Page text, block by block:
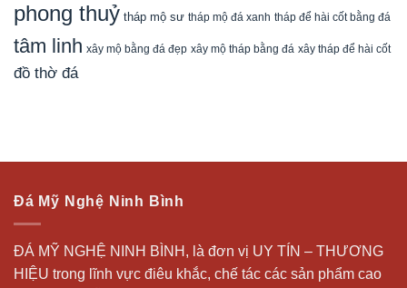
phong thuỷ tháp mộ sư tháp mộ đá xanh tháp để hài cốt bằng đá
tâm linh xây mộ bằng đá đẹp xây mộ tháp bằng đá xây tháp để hài cốt
đồ thờ đá
Đá Mỹ Nghệ Ninh Bình
ĐÁ MỸ NGHỆ NINH BÌNH, là đơn vị UY TÍN – THƯƠNG
HIỆU trong lĩnh vực điêu khắc, chế tác các sản phẩm cao